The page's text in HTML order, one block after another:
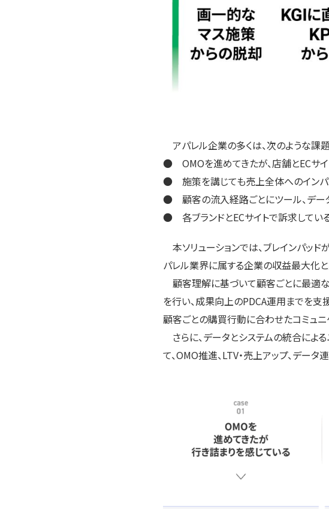
アパレル企業の多くは、次のような課
● OMOを進めてきたが、店舗とECサイ
● 施策を講じても売上全体へのインパ
● 顧客の流入経路ごとにツール、デー
● 各ブランドとECサイトで訴求してい
本ソリューションでは、ブレインパッ
パレル業界に属する企業の収益最大化
顧客理解に基づいて顧客ごとに最適
を行い、成果向上のPDCA運用までを支
顧客ごとの購買行動に合わせたコミュニ
さらに、データとシステムの統合によ
て、OMO推進、LTV・売上アップ、デー